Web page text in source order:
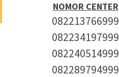
NOMOR CENTER
082213766999
082234197999
082240514999
082289794999